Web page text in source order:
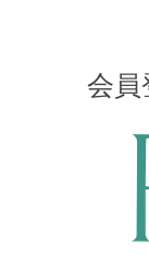
会員